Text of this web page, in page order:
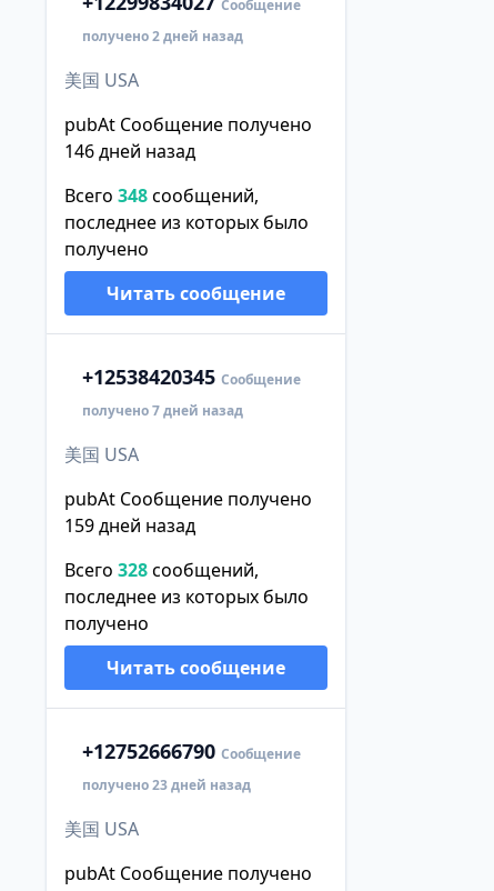
Сообщение
получено 2 дней назад
美国 USA
pubAt Сообщение получено
146 дней назад
Всего 348сообщений,
последнее из которых было
получено
Читать сообщение
+12538420345 Сообщение
получено 7 дней назад
美国 USA
pubAt Сообщение получено
159 дней назад
Всего 328сообщений,
последнее из которых было
получено
Читать сообщение
+12752666790 Сообщение
получено 23 дней назад
美国 USA
pubAt Сообщение получено